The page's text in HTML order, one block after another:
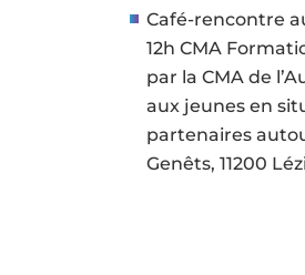
Café-rencontre
12h CMA
par la CMA de
aux jeunes en
partenaires
Genêts, 11200